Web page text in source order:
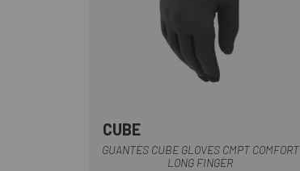
CUBE
GUANTES CUBE GLOVES CMPT COMFORT
LONG FINGER